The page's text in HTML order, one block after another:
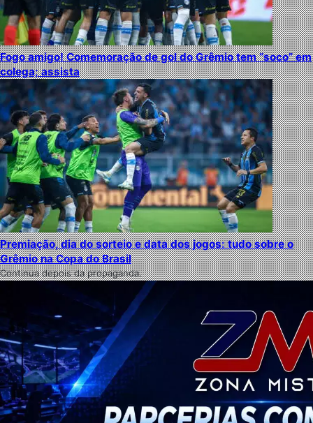
Fogo amigo! Comemoração de gol do Grêmio tem “soco” em
colega; assista
Premiação, dia do sorteio e data dos jogos: tudo sobre o
Grêmio na Copa do Brasil
Continua depois da propaganda.